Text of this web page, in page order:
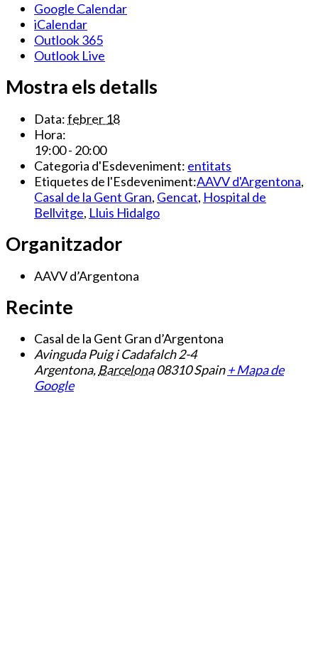
Google Calendar
iCalendar
Outlook 365
Outlook Live
Mostra els detalls
Data:febrer 18
Hora:
19:00 - 20:00
Categoria d'Esdeveniment: entitats
Etiquetes de l'Esdeveniment:AAVV d'Argentona,
Casal de la Gent Gran, Gencat, Hospital de
Bellvitge, Lluis Hidalgo
Organitzador
AAVV d’Argentona
Recinte
Casal de la Gent Gran d’Argentona
Avinguda Puig i Cadafalch 2-4
Argentona,Barcelona08310Spain + Mapa de
Google